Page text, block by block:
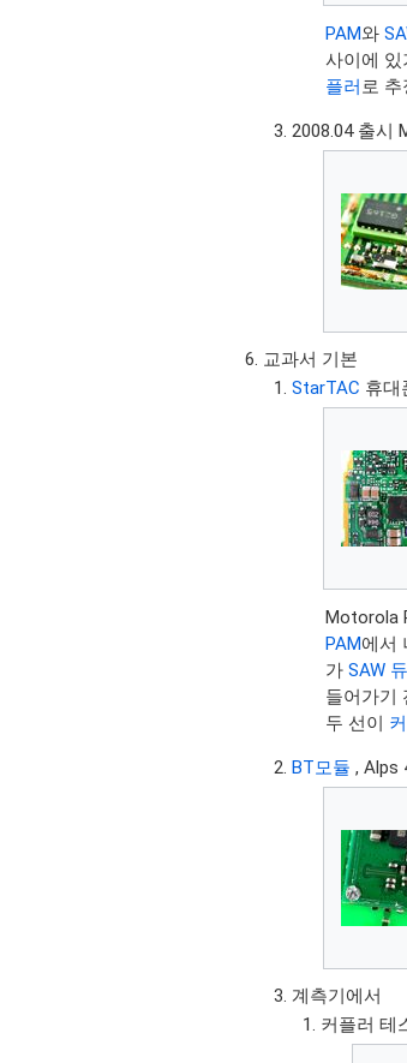
PAM와
사이에 있
플러 로 추
2008.04 출시
교과서 기본
StarTAC 휴대
Motorola
PAM에서
가SAW
들어가기
두 선이
BT모듈 , Alps
계측기에서
커플러 테